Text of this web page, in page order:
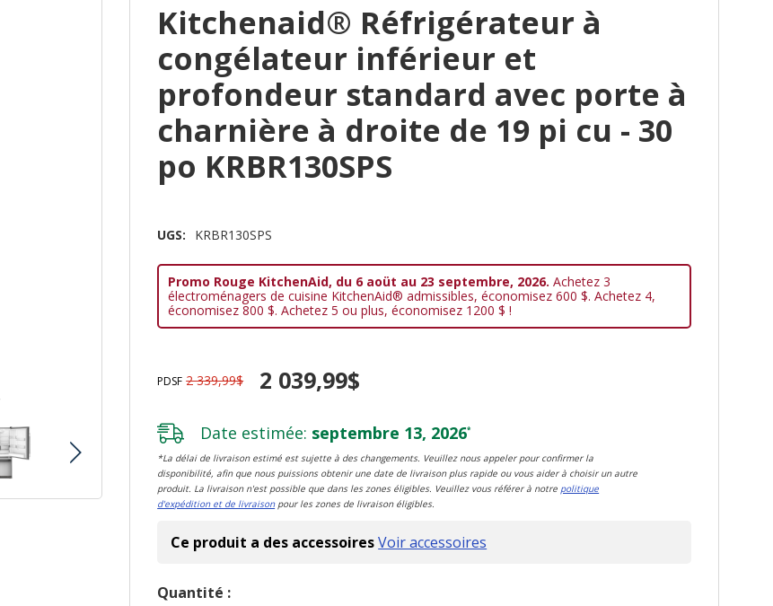
Kitchenaid® Réfrigérateur à
congélateur inférieur et
profondeur standard avec porte à
charnière à droite de 19 pi cu - 30
po KRBR130SPS
UGS: KRBR130SPS
Promo Rouge KitchenAid, du 6 aoüt au 23 septembre, 2026. Achetez 3
électroménagers de cuisine KitchenAid® admissibles, économisez 600 $. Achetez 4,
économisez 800 $. Achetez 5 ou plus, économisez 1200 $ !
PDSF 2 339,99$ 2 039,99$
Date estimée: septembre 13, 2026*
*La délai de livraison estimé est sujette à des changements. Veuillez nous appeler pour confirmer la
disponibilité, afin que nous puissions obtenir une date de livraison plus rapide ou vous aider à choisir un autre
produit. La livraison n'est possible que dans les zones éligibles. Veuillez vous référer à notre politique
d'expédition et de livraisonpour les zones de livraison éligibles.
Ce produit a des accessoiresVoir accessoires
Dépêchez-
Quantité :